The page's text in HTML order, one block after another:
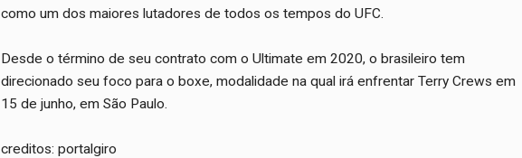
como um dos maiores lutadores de todos os tempos do UFC.
Desde o término de seu contrato com o Ultimate em 2020, o brasileiro tem
direcionado seu foco para o boxe, modalidade na qual irá enfrentar Terry Crews em
15 de junho, em São Paulo.
creditos: portalgiro